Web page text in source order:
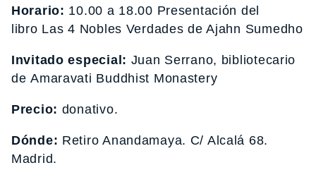
Horario: 10.00 a 18.00 Presentación del
libro Las 4 Nobles Verdades de Ajahn Sumedho
Invitado especial: Juan Serrano, bibliotecario
de Amaravati Buddhist Monastery
Precio: donativo.
Dónde: Retiro Anandamaya. C/ Alcalá 68.
Madrid.